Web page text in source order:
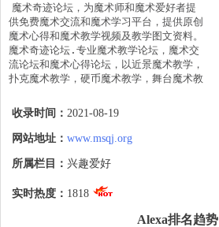
魔术奇迹论坛，为魔术师和魔术爱好者提
供免费魔术交流和魔术学习平台，提供原创
魔术心得和魔术教学视频及教学图文资料。
魔术奇迹论坛.专业魔术教学论坛，魔术交
流论坛和魔术心得论坛，以近景魔术教学，
扑克魔术教学，硬币魔术教学，舞台魔术教
魔术揭秘，教学视频全部免费，还有魔术流
程哦。主要包括基础魔术近景魔术扑克魔术
皮筋魔术生活魔术绳子魔术街头魔术舞台魔
得魔术Q群发帖要求积分充值免回看帖魔术
面合作等栏目。
收录时间： 2021-08-19
网站地址： www.msqj.org
所属栏目： 兴趣爱好
实时热度： 1818
Alexa排名趋势